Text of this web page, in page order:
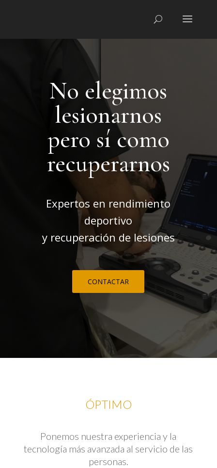
No elegimos
lesionarnos
pero sí como
recuperarnos
Expertos en rendimiento
deportivo
y recuperación de lesiones
CONTACTAR
ÓPTIMO
Ponemos nuestra experiencia y la
tecnología más avanzada al servicio de las
personas.